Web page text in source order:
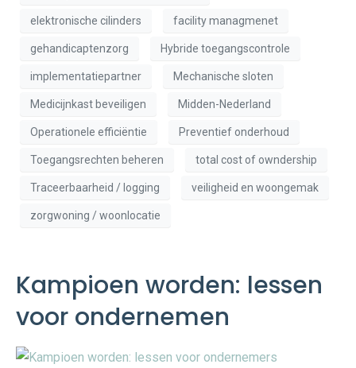
elektronische cilinders facility managmenet
gehandicaptenzorg Hybride toegangscontrole
implementatiepartner Mechanische sloten
Medicijnkast beveiligen Midden-Nederland
Operationele efficiëntie Preventief onderhoud
Toegangsrechten beheren total cost of owndership
Traceerbaarheid / logging veiligheid en woongemak
zorgwoning / woonlocatie
Kampioen worden: lessen
voor ondernemen